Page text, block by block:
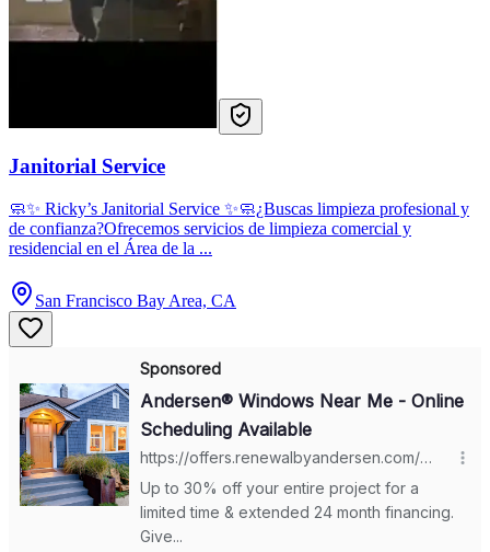
Janitorial Service
🧼✨ Ricky’s Janitorial Service ✨🧼¿Buscas limpieza profesional y
de confianza?Ofrecemos servicios de limpieza comercial y
residencial en el Área de la ...
San Francisco Bay Area, CA